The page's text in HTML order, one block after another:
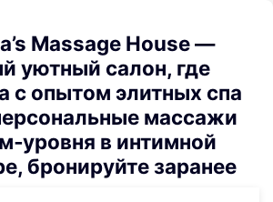
Massage House —
уютный салон, где
с опытом элитных спа
массажи
в интимной
бронируйте заранее